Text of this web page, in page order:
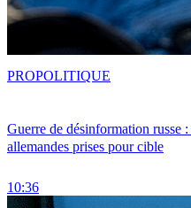
Guerre de désinformation russe
allemandes prises pour cible
10:36
PROPOLITIQUE